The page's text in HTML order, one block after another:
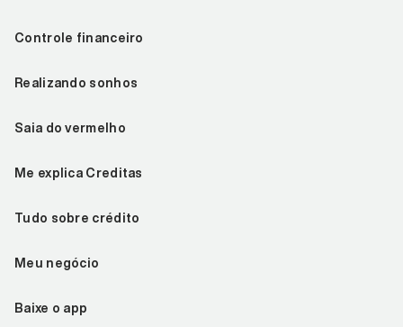
Controle financeiro
Realizando sonhos
Saia do vermelho
Me explica Creditas
Tudo sobre crédito
Meu negócio
Baixe o app